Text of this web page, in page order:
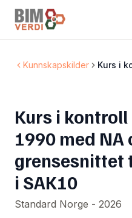
Kunnskapskilder
Kurs i
Kurs i kontroll
1990 med NA
i SAK10
Standard Norge - 2026